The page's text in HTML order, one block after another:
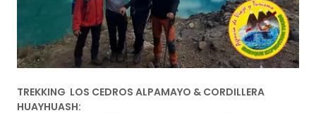
TREKKING LOS CEDROS ALPAMAYO & CORDILLERA
HUAYHUASH: